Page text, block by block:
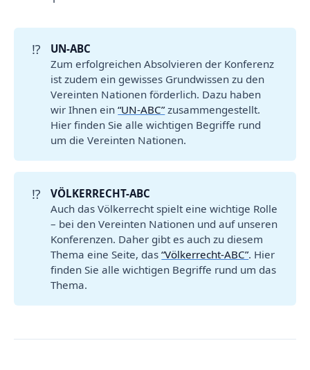
⁉️
UN-ABC
Zum erfolgreichen Absolvieren der Konferenz
ist zudem ein gewisses Grundwissen zu den
Vereinten Nationen förderlich. Dazu haben
wir Ihnen ein“UN-ABC”zusammengestellt.
Hier finden Sie alle wichtigen Begriffe rund
um die Vereinten Nationen.
⁉️
VÖLKERRECHT-ABC
Auch das Völkerrecht spielt eine wichtige Rolle
– bei den Vereinten Nationen und auf unseren
Konferenzen. Daher gibt es auch zu diesem
Thema eine Seite, das“Völkerrecht-ABC”. Hier
finden Sie alle wichtigen Begriffe rund um das
Thema.